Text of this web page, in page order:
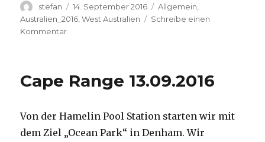
Autor
stefan
Veröffentlicht
am
14. September 2016 Kategorien
Allgemein
Australien_2016 ,West Australien
Schreibe einen
Kommentarzu
Cape Range 13.09.2016
Von der Hamelin Pool Station starten wir mit
dem Ziel „Ocean Park“ in Denham. Wir